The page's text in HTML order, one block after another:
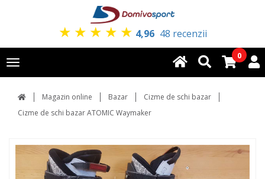
★ ★ ★ ★ ★ 4,96 48 recenzii
Toggle
navigation
0
Magazin online Bazar
Cizme de schi bazar
Cizme de schi bazar ATOMIC Waymaker